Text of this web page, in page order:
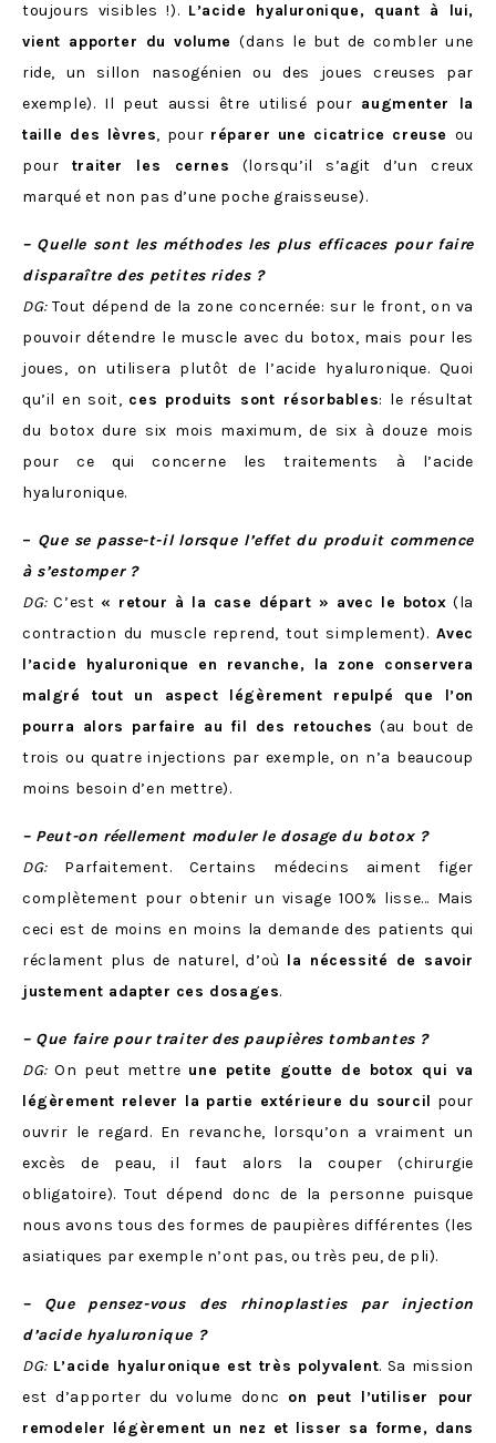
toujours visibles !). L’acide hyaluronique, quant à lui,
vient apporter du volume(dans le but de combler une
ride, un sillon nasogénien ou des joues creuses par
exemple). Il peut aussi être utilisé pour augmenter la
taille des lèvres, pour réparer une cicatrice creuse ou
pour traiter les cernes (lorsqu’il s’agit d’un creux
marqué et non pas d’une poche graisseuse).
– Quelle sont les méthodes les plus efficaces pour faire
disparaître des petites rides ?
DG:Tout dépend de la zone concernée: sur le front, on va
pouvoir détendre le muscle avec du botox, mais pour les
joues, on utilisera plutôt de l’acide hyaluronique. Quoi
qu’il en soit, ces produits sont résorbables: le résultat
du botox dure six mois maximum, de six à douze mois
pour ce qui concerne les traitements à l’acide
hyaluronique.
– Que se passe-t-il lorsque l’effet du produit commence
à s’estomper ?
DG:C’est « retour à la case départ » avec le botox (la
contraction du muscle reprend, tout simplement). Avec
l’acide hyaluronique en revanche, la zone conservera
malgré tout un aspect légèrement repulpé
que l’on
pourra alors parfaire au fil des retouches (au bout de
trois ou quatre injections par exemple, on n’a beaucoup
moins besoin d’en mettre).
– Peut-on réellement moduler le dosage du botox ?
DG:Parfaitement. Certains médecins aiment figer
complètement pour obtenir un visage 100% lisse… Mais
ceci est de moins en moins la demande des patients qui
réclament plus de naturel, d’où la nécessité de savoir
justement adapter ces dosages.
– Que faire pour traiter des paupières tombantes ?
DG:On peut mettre une petite goutte de botox qui va
légèrement relever la partie extérieure du sourcil pour
ouvrir le regard. En revanche, lorsqu’on a vraiment un
excès de peau, il faut alors la couper (chirurgie
obligatoire). Tout dépend donc de la personne puisque
nous avons tous des formes de paupières différentes (les
asiatiques par exemple n’ont pas, ou très peu, de pli).
– Que pensez-vous des rhinoplasties par injection
d’acide hyaluronique ?
DG: L’acide hyaluronique est très polyvalent. Sa mission
est d’apporter du volume donc on peut l’utiliser pour
remodeler légèrement un nez et lisser sa forme, dans